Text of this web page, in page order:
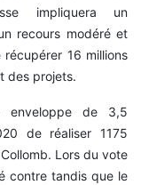
impliquera un
recours modéré et
16 millions
des projets.
enveloppe de 3,5
de réaliser 1175
Lors du vote
contre tandis que le